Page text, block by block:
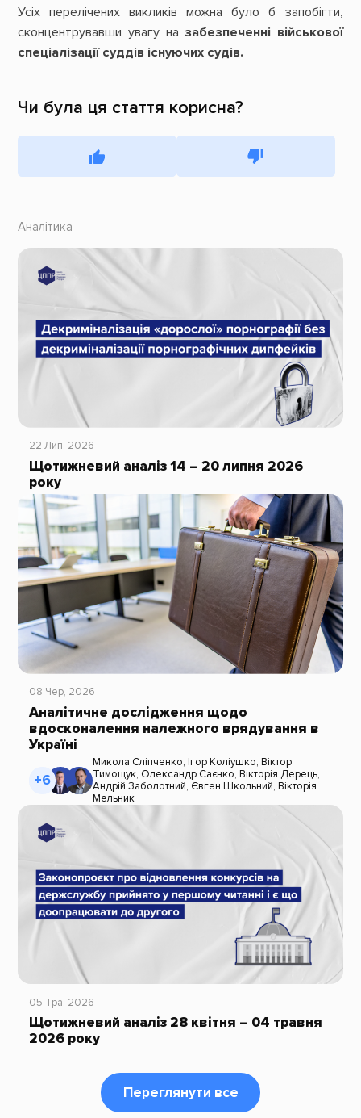
Усіх перелічених викликів можна було б запобігти,
сконцентрувавши увагу назабезпеченні військової
спеціалізації суддів існуючих судів.
Чи була ця стаття корисна?
Аналітика
22 Лип, 2026
Щотижневий аналіз 14 – 20 липня 2026
року
08 Чер, 2026
Аналітичне дослідження щодо
вдосконалення належного врядування в
Україні
+6
Микола Сліпченко, Ігор Коліушко, Віктор
Тимощук, Олександр Саєнко, Вікторія Дерець,
Андрій Заболотний, Євген Школьний, Вікторія
Мельник
05 Тра, 2026
Щотижневий аналіз 28 квітня – 04 травня
2026 року
Переглянути все